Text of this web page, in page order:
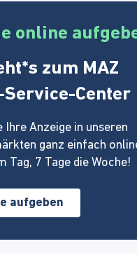
online
zum MAZ
Service-Center
Ihre Anzeige in unseren
ganz einfach
Tag, 7 Tage die Woche!
aufgeben